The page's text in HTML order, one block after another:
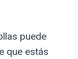
puede
que estás